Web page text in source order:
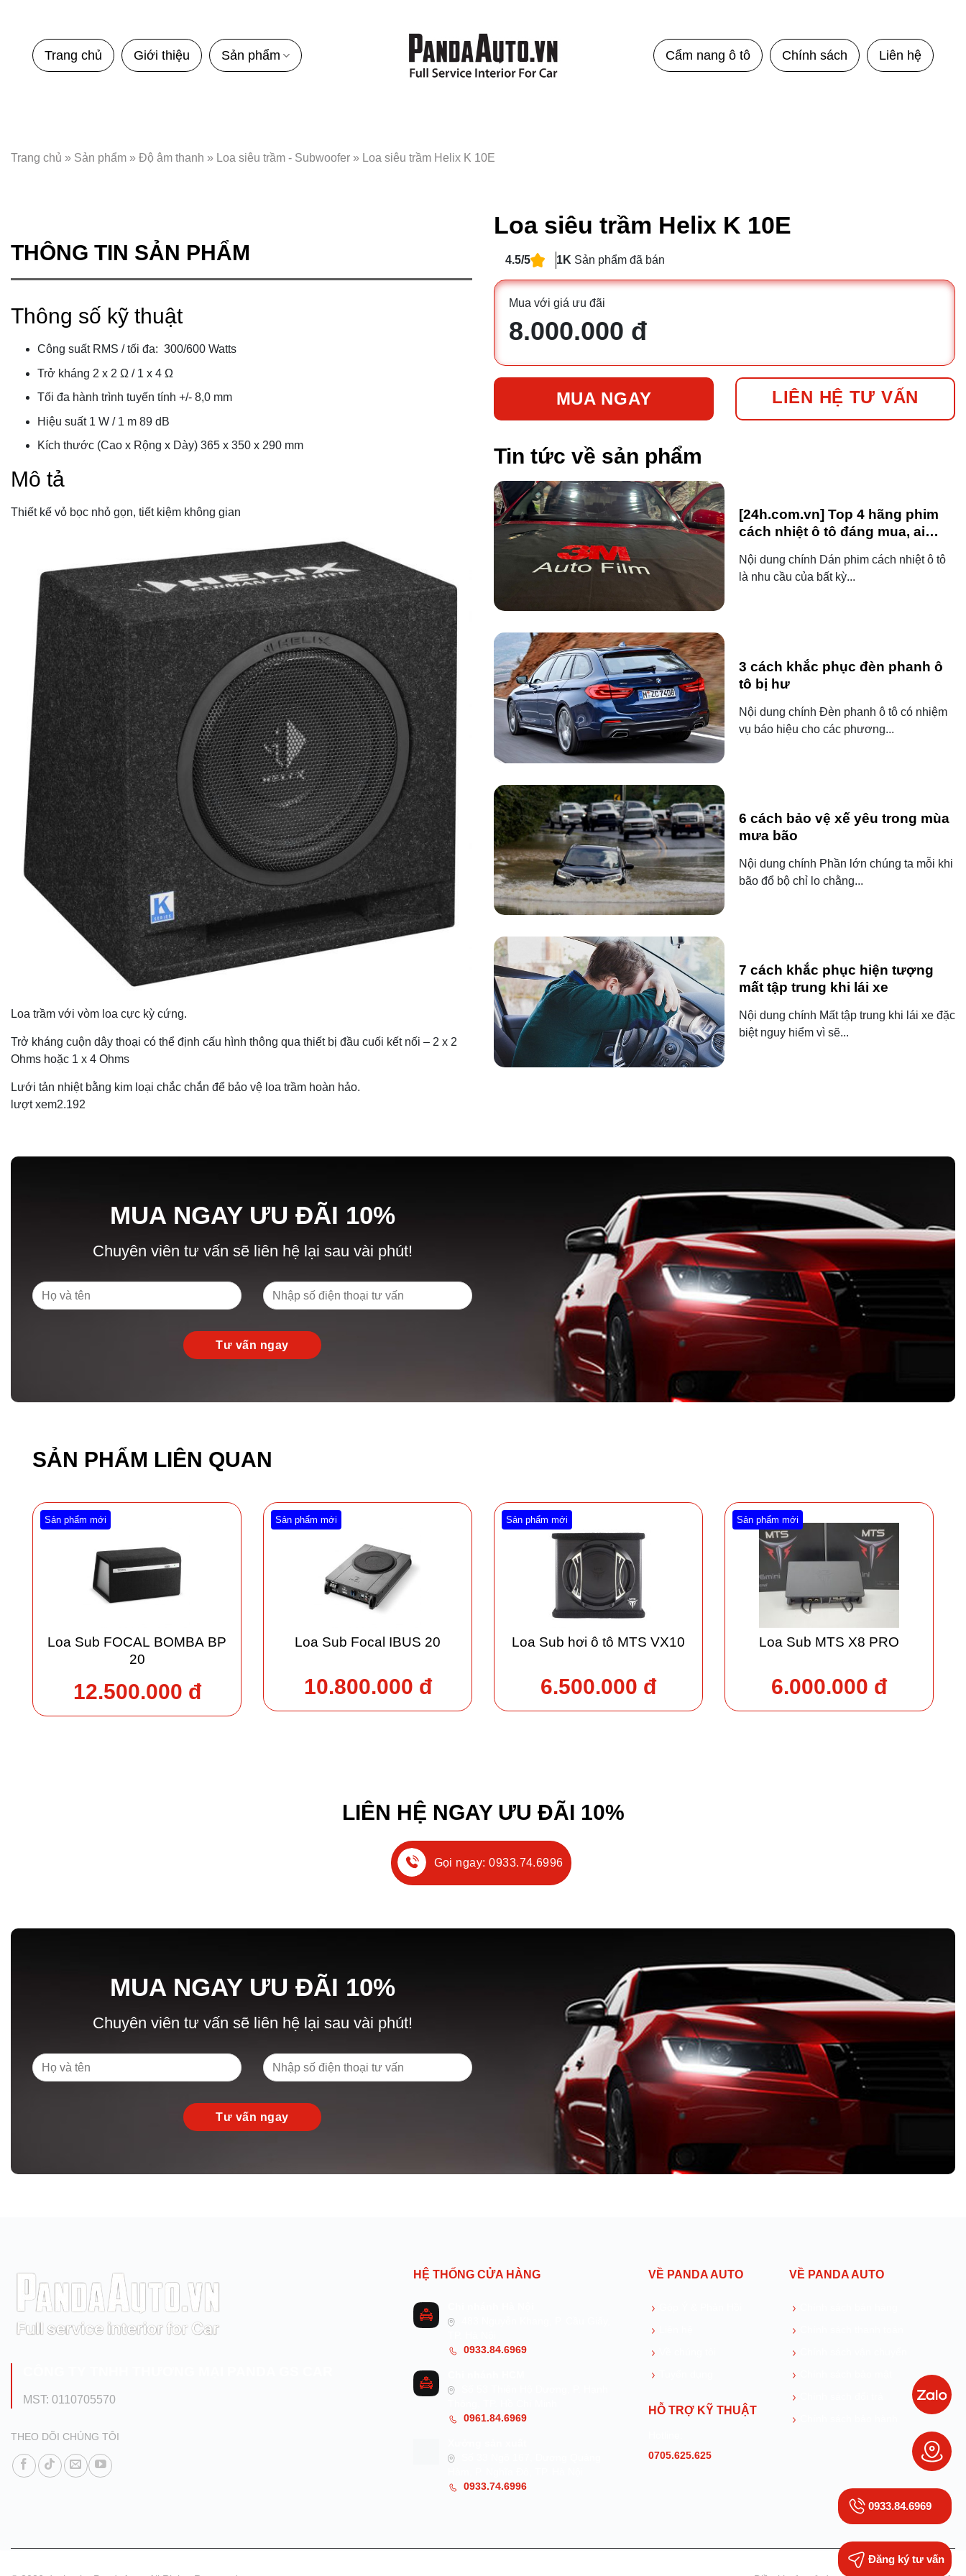
Trang chủ Giới thiệu Sản phẩm Cẩm nang ô tô Chính sách Liên hệ
Trang chủ » Sản phẩm » Độ âm thanh » Loa siêu trầm - Subwoofer » Loa siêu trầm Helix K 10E
THÔNG TIN SẢN PHẨM
Thông số kỹ thuật
Công suất RMS / tối đa: 300/600 Watts
Trở kháng 2 x 2 Ω / 1 x 4 Ω
Tối đa hành trình tuyến tính +/- 8,0 mm
Hiệu suất 1 W / 1 m 89 dB
Kích thước (Cao x Rộng x Dày) 365 x 350 x 290 mm
Mô tả
Thiết kế vỏ bọc nhỏ gọn, tiết kiệm không gian
Loa trầm với vòm loa cực kỳ cứng.
Trở kháng cuộn dây thoại có thể định cấu hình thông qua thiết bị đầu cuối kết nối – 2 x 2
Ohms hoặc 1 x 4 Ohms
Lưới tản nhiệt bằng kim loại chắc chắn để bảo vệ loa trầm hoàn hảo.
lượt xem2.192
Loa siêu trầm Helix K 10E
4.5/5 1K Sản phẩm đã bán
Mua với giá ưu đãi
8.000.000 đ
MUA NGAY LIÊN HỆ TƯ VẤN
Tin tức về sản phẩm
[24h.com.vn] Top 4 hãng phim
cách nhiệt ô tô đáng mua, ai
Nội dung chính Dán phim cách nhiệt ô tô
là nhu cầu của bất kỳ...
3 cách khắc phục đèn phanh ô
tô bị hư
Nội dung chính Đèn phanh ô tô có nhiệm
vụ báo hiệu cho các phương...
6 cách bảo vệ xế yêu trong mùa
mưa bão
Nội dung chính Phần lớn chúng ta mỗi khi
bão đổ bộ chỉ lo chằng...
7 cách khắc phục hiện tượng
mất tập trung khi lái xe
Nội dung chính Mất tập trung khi lái xe đặc
biệt nguy hiểm vì sẽ...
MUA NGAY ƯU ĐÃI 10%
Chuyên viên tư vấn sẽ liên hệ lại sau vài phút!
SẢN PHẨM LIÊN QUAN
Sản phẩm mới
Loa Sub FOCAL BOMBA BP
20
12.500.000 đ
Sản phẩm mới
Loa Sub Focal IBUS 20
10.800.000 đ
Sản phẩm mới
Loa Sub hơi ô tô MTS VX10
6.500.000 đ
Sản phẩm mới
Loa Sub MTS X8 PRO
6.000.000 đ
LIÊN HỆ NGAY ƯU ĐÃI 10%
Gọi ngay: 0933.74.6996
MUA NGAY ƯU ĐÃI 10%
Chuyên viên tư vấn sẽ liên hệ lại sau vài phút!
MST: 0110705570
THEO DÕI CHÚNG TÔI
HỆ THỐNG CỬA HÀNG
0933.84.6969
0961.84.6969
0933.74.6996
VỀ PANDA AUTO
HỖ TRỢ KỸ THUẬT
0705.625.625
VỀ PANDA AUTO
0933.84.6969
Đăng ký tư vấn